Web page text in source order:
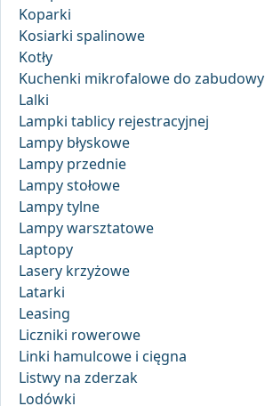
Koparki
Kosiarki spalinowe
Kotły
Kuchenki mikrofalowe do zabudowy
Lalki
Lampki tablicy rejestracyjnej
Lampy błyskowe
Lampy przednie
Lampy stołowe
Lampy tylne
Lampy warsztatowe
Laptopy
Lasery krzyżowe
Latarki
Leasing
Liczniki rowerowe
Linki hamulcowe i cięgna
Listwy na zderzak
Lodówki